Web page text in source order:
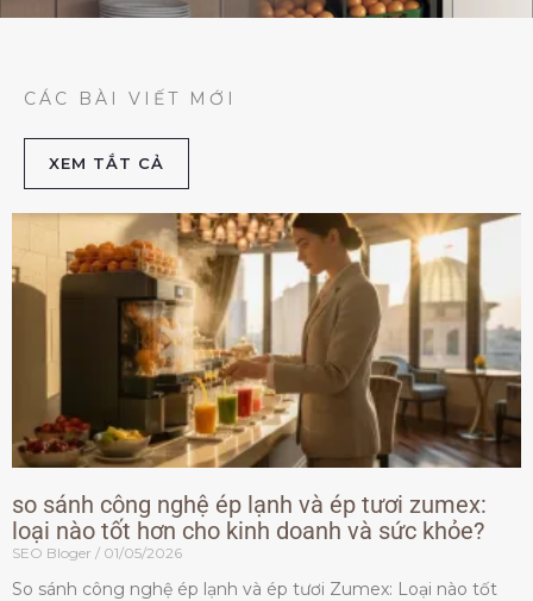
CÁC BÀI VIẾT MỚI
XEM TẮT CẢ
so sánh công nghệ ép lạnh và ép tươi zumex:
loại nào tốt hơn cho kinh doanh và sức khỏe?
SEO Bloger 01/05/2026
So sánh công nghệ ép lạnh và ép tươi Zumex: Loại nào tốt